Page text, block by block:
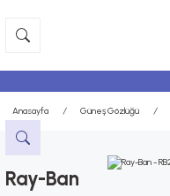
Anasayfa Güneş Gözlüğü
Ray-Ban